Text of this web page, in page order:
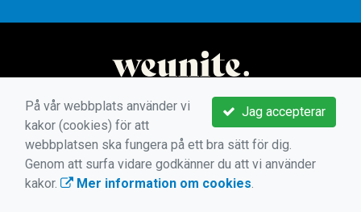
Jag accepterar
På vår webbplats använder vi
kakor (cookies) för att
webbplatsen ska fungera på ett bra sätt för dig.
Genom att surfa vidare godkänner du att vi använder
kakor.
Mer information om cookies.